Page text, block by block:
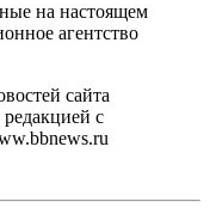
на настоящем
агентство
сайта
редакцией с